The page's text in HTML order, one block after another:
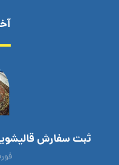
ثبت سفارش
فوریه